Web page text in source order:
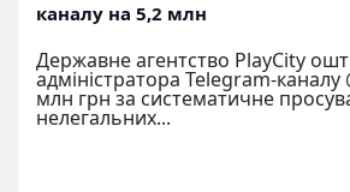
каналу на 5,2 млн
Державне агентство PlayCity
адміністратора Telegram-каналу
млн грн за систематичне
нелегальних...